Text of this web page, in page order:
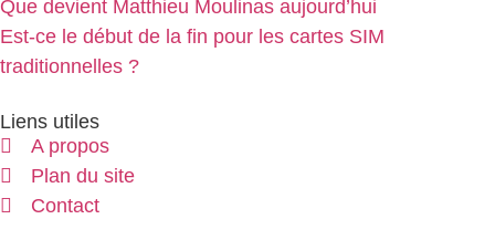
Que devient Matthieu Moulinas aujourd’hui
Est-ce le début de la fin pour les cartes SIM
traditionnelles ?
Liens utiles
A propos
Plan du site
Contact